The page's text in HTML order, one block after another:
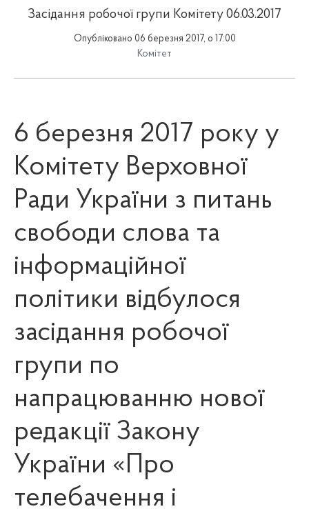
Засідання робочої групи Комітету 06.03.2017
Опубліковано 06 березня 2017, о 17:00
Комітет
6 березня 2017 року у
Комітету Верховної
Ради України з питань
свободи слова та
інформаційної
політики відбулося
засідання робочої
групи по
напрацюванню нової
редакції Закону
України «Про
телебачення і